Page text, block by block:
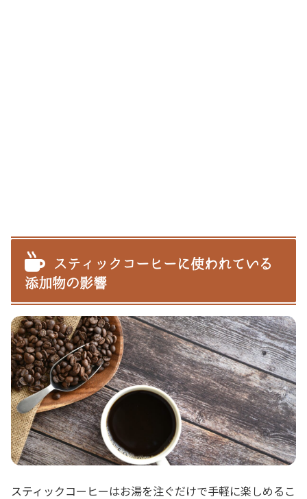
スティックコーヒーに使われている
添加物の影響
スティックコーヒーはお湯を注ぐだけで手軽に楽しめるこ